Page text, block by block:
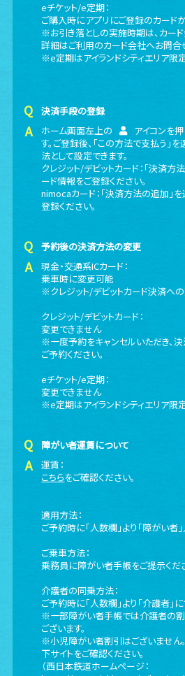
eチケット/e定期：
ご購入時にアプリにご登録のカード
※お引き落としの実施時期は、カー
詳細はご利用のカード会社へお問合
※e定期はアイランドシティエリア限
決済手段の登録
ホーム画面左上の
アイコンを
す。ご登録後、「この方法で支払う」
法として設定できます。
クレジット/デビットカード：「決済方
ード情報をご登録ください。
nimocaカード：「決済方法の追加」
登録ください。
予約後の決済方法の変更
現金・交通系ICカード：
乗車時に変更可能
※クレジット/デビットカード決済へ
クレジット/デビットカード：
変更できません
※一度予約をキャンセルいただき、
ご予約ください。
eチケット/e定期：
変更できません
※e定期はアイランドシティエリア限
障がい者運賃について
運賃：
こちらをご確認ください。
適用方法：
ご予約時に「人数欄」より「障がい者
ご乗車方法：
乗務員に障がい者手帳をご提示くだ
介護者の同乗方法：
ご予約時に「人数欄」より「介護者」
※一部障がい者手帳では介護者の
ございます。
※小児障がい者割引はございません
下サイトをご確認ください。
（西日本鉄道ホームページ：